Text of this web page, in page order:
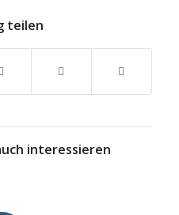
teilen
interessieren